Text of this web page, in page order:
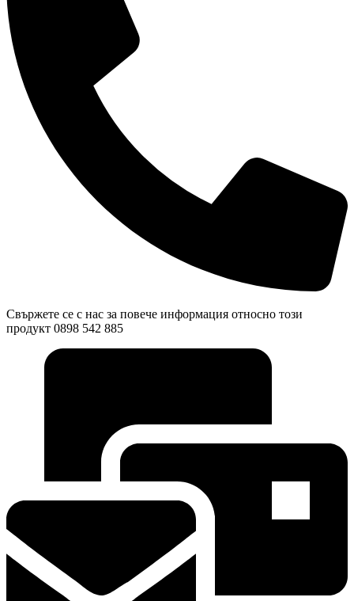
Свържете се с нас за повече информация относно този
продукт 0898 542 885